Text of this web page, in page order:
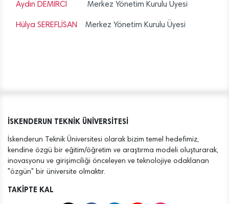
Aydın DEMİRCİ Merkez Yönetim Kurulu Üyesi
Hülya SEREFLİSAN Merkez Yönetim Kurulu Üyesi
İSKENDERUN TEKNİK ÜNİVERSİTESİ
İskenderun Teknik Üniversitesi olarak bizim temel hedefimiz,
kendine özgü bir eğitim/öğretim ve araştırma modeli oluşturarak,
inovasyonu ve girişimciliği önceleyen ve teknolojiye odaklanan
"özgün" bir üniversite olmaktır.
TAKİPTE KAL